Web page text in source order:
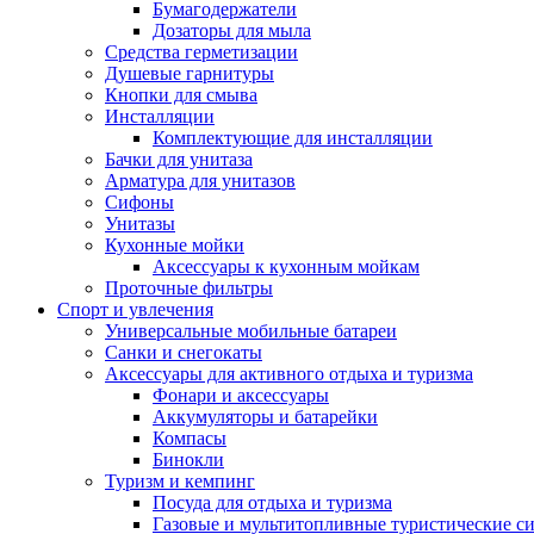
Бумагодержатели
Дозаторы для мыла
Средства герметизации
Душевые гарнитуры
Кнопки для смыва
Инсталляции
Комплектующие для инсталляции
Бачки для унитаза
Арматура для унитазов
Сифоны
Унитазы
Кухонные мойки
Аксессуары к кухонным мойкам
Проточные фильтры
Спорт и увлечения
Универсальные мобильные батареи
Санки и снегокаты
Аксессуары для активного отдыха и туризма
Фонари и аксессуары
Аккумуляторы и батарейки
Компасы
Бинокли
Туризм и кемпинг
Посуда для отдыха и туризма
Газовые и мультитопливные туристические